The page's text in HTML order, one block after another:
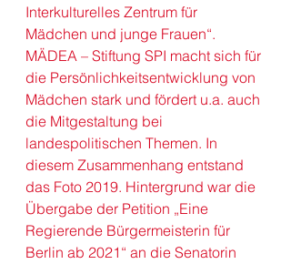
Interkulturelles Zentrum für
Mädchen und junge Frauen“.
MÄDEA – Stiftung SPI macht sich für
die Persönlichkeitsentwicklung von
Mädchen stark und fördert u.a. auch
die Mitgestaltung bei
landespolitischen Themen. In
diesem Zusammenhang entstand
das Foto 2019. Hintergrund war die
Übergabe der Petition „Eine
Regierende Bürgermeisterin für
Berlin ab 2021“ an die Senatorin